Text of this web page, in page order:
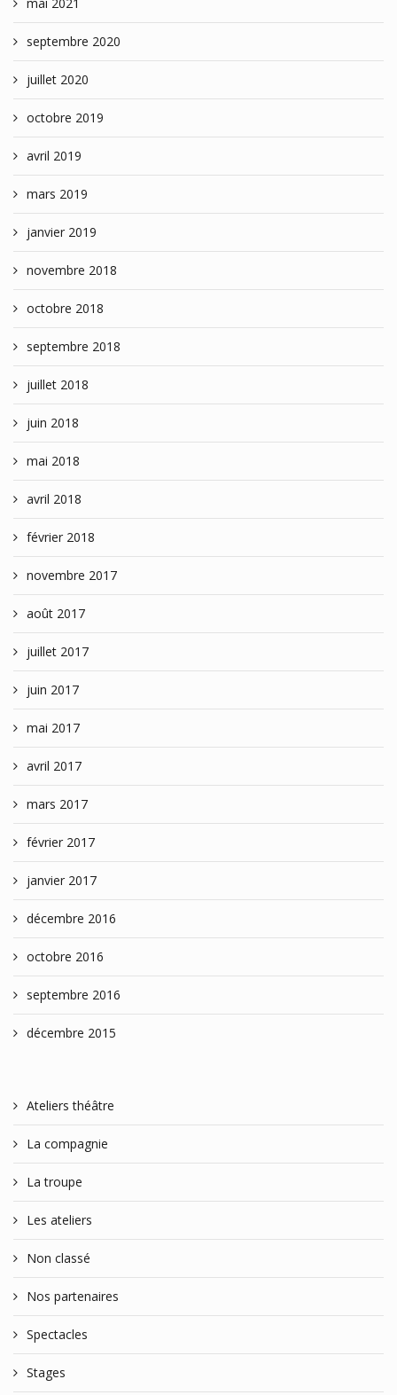
septembre 2020
juillet 2020
octobre 2019
avril 2019
mars 2019
janvier 2019
novembre 2018
octobre 2018
septembre 2018
juillet 2018
juin 2018
mai 2018
avril 2018
février 2018
novembre 2017
août 2017
juillet 2017
juin 2017
mai 2017
avril 2017
mars 2017
février 2017
janvier 2017
décembre 2016
octobre 2016
septembre 2016
décembre 2015
Ateliers théâtre
La compagnie
La troupe
Les ateliers
Non classé
Nos partenaires
Spectacles
Stages